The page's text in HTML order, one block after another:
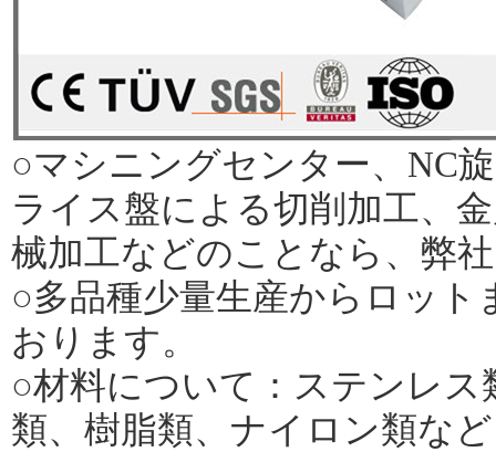
○マシニングセンター、NC
ライス盤による切削加工、
械加工などのことなら、弊
○多品種少量生産からロッ
おります。
○材料について：ステンレ
類、樹脂類、ナイロン類など